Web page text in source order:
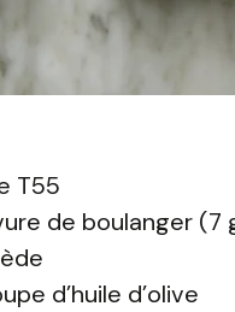
T55
de boulanger (7
d’huile d’olive